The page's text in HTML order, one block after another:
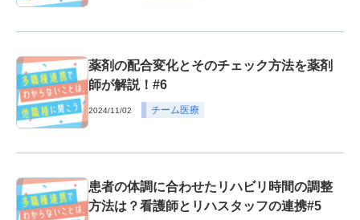
薬剤の配合変化とそのチェック方法を薬剤
師が解説！#6
2024/11/02 チーム医療
患者の体調に合わせたリハビリ時間の調整
方法は？看護師とリハスタッフの連携#5